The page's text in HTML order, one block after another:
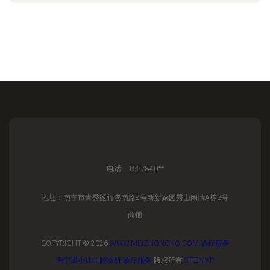
电话：1557840**
地址：南宁市青秀区竹溪南路8号新新家园秀山闲情A栋3号
商铺
COPYRIGHT © 2026 WWW.MEIZHONGKQ.COM 诊疗服务
南宁梁小妹口腔诊所 诊疗服务 版权所有 SITEMAP